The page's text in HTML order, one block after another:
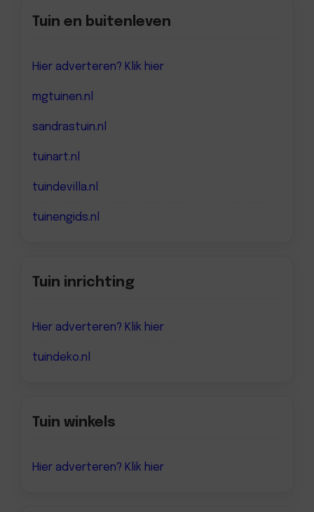
Tuin en buitenleven
Hier adverteren? Klik hier
mgtuinen.nl
sandrastuin.nl
tuinart.nl
tuindevilla.nl
tuinengids.nl
Tuin inrichting
Hier adverteren? Klik hier
tuindeko.nl
Tuin winkels
Hier adverteren? Klik hier